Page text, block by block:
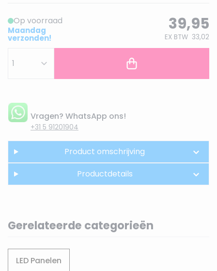
Op voorraad
Maandag
verzonden!
39,95
EX BTW 33,02
Vragen? WhatsApp ons!
+31 5 91201904
Product omschrijving
Productdetails
Gerelateerde categorieën
LED Panelen